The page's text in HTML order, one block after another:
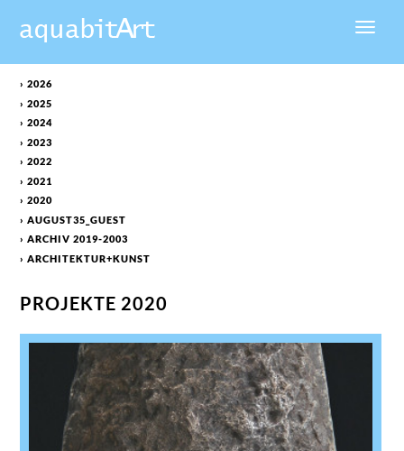
› 2026
› 2025
› 2024
› 2023
› 2022
› 2021
› 2020
› AUGUST35_GUEST
› ARCHIV 2019-2003
› ARCHITEKTUR+KUNST
PROJEKTE 2020